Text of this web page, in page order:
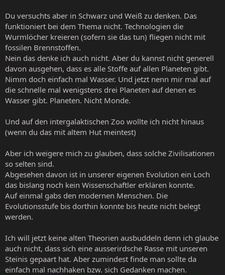
Du versuchts aber in Schwarz und Weiß zu denken. Das
funktioniert bei dem Thema nicht. Technologien die
Wurmlöcher kreieren (sofern sie das tun) fliegen nicht mit
fossilen Brennstoffen.
Nein das denke ich auch nicht. Aber du kannst nicht generell
davon ausgehen, dass es alle Stoffe auf allen Planeten gibt.
Nimm doch einfach mal Wasser. Und jetzt nenn mir mal auf
die schnelle mal wenigstens drei Planeten auf denen es
Wasser gibt. Planeten. Nicht Monde.
Und auf den intergalaktischen Zoo wollte ich nicht hinaus
(wenn du das mit altem Hut meintest)
Aber ich weigere mich zu glauben, dass solche Zivilisationen
so selten sind.
Abgesehen davon ist in unserer eigenen Evolution ein Loch
das bislang noch kein Wissenschaftler erklären konnte.
Auf einmal gabs den modernen Menschen. Die
Evolutionsstufe bis dorthin konnte bis heute nicht belegt
werden.
Ich will jetzt keine alten Theorien ausbuddeln denn ich glaube
auch nicht, dass sich eine ausserirdsche Rasse mit unseren
Steinis gepaart hat. Aber zumindest finde man sollte da
einfach mal nachhaken bzw. sich Gedanken machen.